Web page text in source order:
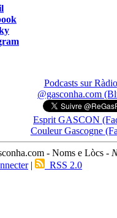
Podcasts sur
@gasconha.com
Esprit GASCON
Couleur Gascogne
- Noms e Lòcs -
| RSS 2.0